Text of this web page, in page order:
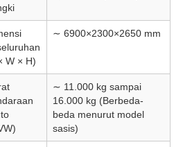
W × H)
∼ 6900×2300×2650 mm
∼ 11.000 kg sampai
16.000 kg (Berbeda-
beda menurut model
sasis)